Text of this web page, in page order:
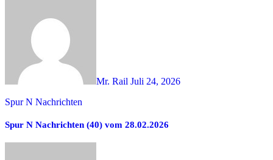
Mr. Rail Juli 24, 2026
Spur N Nachrichten
Spur N Nachrichten (40) vom 28.02.2026